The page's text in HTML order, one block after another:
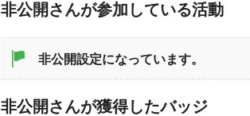
非公開さんが参加している活動
非公開設定になっています。
非公開さんが獲得したバッジ